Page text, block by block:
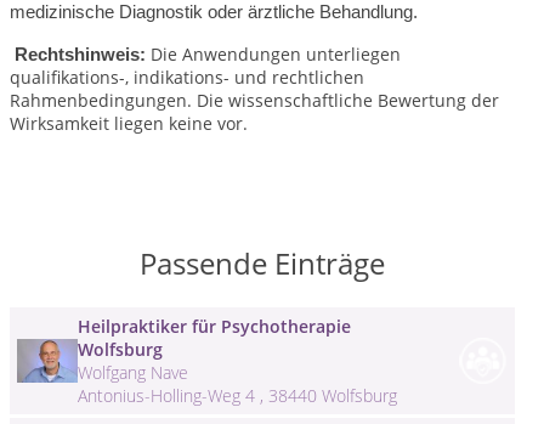
medizinische Diagnostik oder ärztliche Behandlung.
Rechtshinweis: Die Anwendungen unterliegen
qualifikations-, indikations- und rechtlichen
Rahmenbedingungen. Die wissenschaftliche Bewertung der
Wirksamkeit liegen keine vor.
Passende Einträge
Heilpraktiker für Psychotherapie
Wolfsburg
Wolfgang Nave
Antonius-Holling-Weg 4 , 38440 Wolfsburg